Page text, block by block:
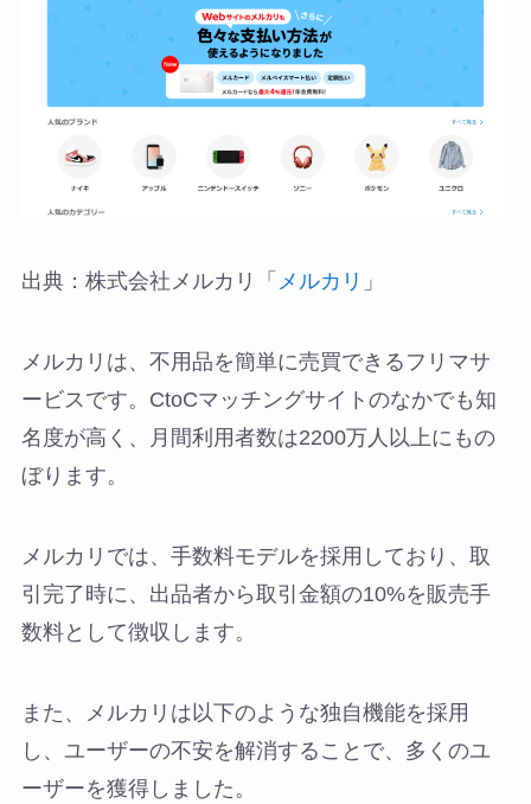
出典：株式会社メルカリ「 メルカリ 」
メルカリは、不用品を簡単に売買できるフリマサ
ービスです。CtoCマッチングサイトのなかでも知
名度が高く、月間利用者数は2200万人以上にもの
ぼります。
メルカリでは、手数料モデルを採用しており、取
引完了時に、出品者から取引金額の10%を販売手
数料として徴収します。
また、メルカリは以下のような独自機能を採用
し、ユーザーの不安を解消することで、多くのユ
ーザーを獲得しました。